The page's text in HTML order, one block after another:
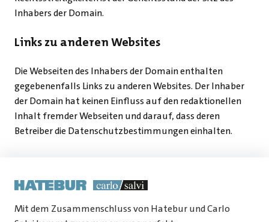
Inhabers der Domain.
Links zu anderen Websites
Die Webseiten des Inhabers der Domain enthalten
gegebenenfalls Links zu anderen Websites. Der Inhaber
der Domain hat keinen Einfluss auf den redaktionellen
Inhalt fremder Webseiten und darauf, dass deren
Betreiber die Datenschutzbestimmungen einhalten.
Mit dem Zusammenschluss von Hatebur und Carlo